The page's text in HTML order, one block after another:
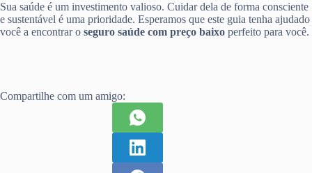
Sua saúde é um investimento valioso. Cuidar dela de forma consciente
e sustentável é uma prioridade. Esperamos que este guia tenha ajudado
você a encontrar o seguro saúde com preço baixo perfeito para você.
Compartilhe com um amigo: